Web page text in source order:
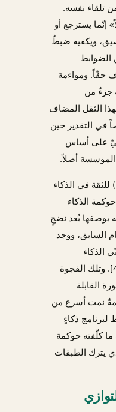
تلقاء نفسه.
إنّما يسترجع أو
ويكفيه ضبطٌ
الضوابط
حقّاً. ومواءمة
جزءٌ من
الثقل المضاف
في التقدير حين
على أساس
المؤسسة أصلاً.
استطلاع ماكنزي (McKinsey) للثقة في الذكاء
الذكاء
بوصفها بُعد نضجٍ
السابق، ووجد
الذكاء
الاصطناعيّ في كلّ منطقة [4]. وتلك الفجوة
القابلة
نمت أسرع من
لبرنامج ذكاءٍ
كلّفته حوكمة
يترك الطبقات